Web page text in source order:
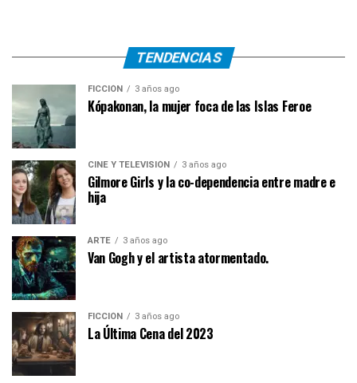
TENDENCIAS
FICCIÓN 3 años ago
Kópakonan, la mujer foca de las Islas Feroe
CINE Y TELEVISIÓN 3 años ago
Gilmore Girls y la co-dependencia entre madre e
hija
ARTE 3 años ago
Van Gogh y el artista atormentado.
FICCIÓN 3 años ago
La Última Cena del 2023